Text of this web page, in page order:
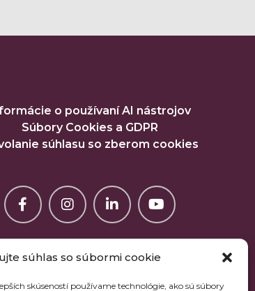
súhlas so súbormi cookie
skúseností používame technológie, ako sú súbory
o používaní AI nástrojov
Súbory Cookies a GDPR
súhlasu so zberom cookies